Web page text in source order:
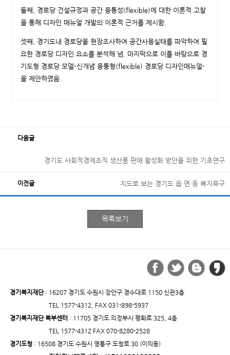
둘째, 경로당 건설규정과 공간 융통성(flexible)에 대한 이론적 고찰
을 통해 디자인 매뉴얼 개발의 이론적 근거를 제시함.
셋째, 경기도내 경로당을 현장조사하여 공간사용실태를 파악하여 필
요한 경로당 디자인 요소를 분석해 냄. 마지막으로 이를 바탕으로 경
기도형 경로당 모델-신개념 융통형(flexible) 경로당 디자인매뉴얼-
을 제안하였음.
다음글
경기도 사회적경제조직 생산품 판매 활성화 방안을 위한 기초연구
이전글 지도로 보는 경기도 읍·면·동 복지욕구
경기복지재단: 16207 경기도 수원시 장안구 경수대로 1150 신관3층
TEL 1577-4312, FAX 031-898-5937
경기복지재단 북부센터 : 11705 경기도 의정부시 평화로 325, 4층
TEL 1577-4312 FAX 070-8280-2528
경기도청: 16508 경기도 수원시 영통구 도청로 30 (이의동)